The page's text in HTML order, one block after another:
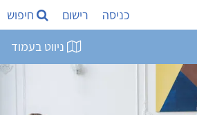
כניסה רישום חיפוש
ניווט בעמוד